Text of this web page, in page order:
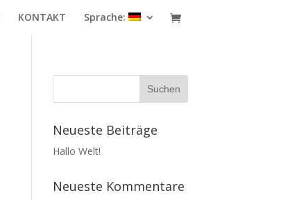
KONTAKT Sprache:
Neueste Beiträge
Hallo Welt!
Neueste Kommentare